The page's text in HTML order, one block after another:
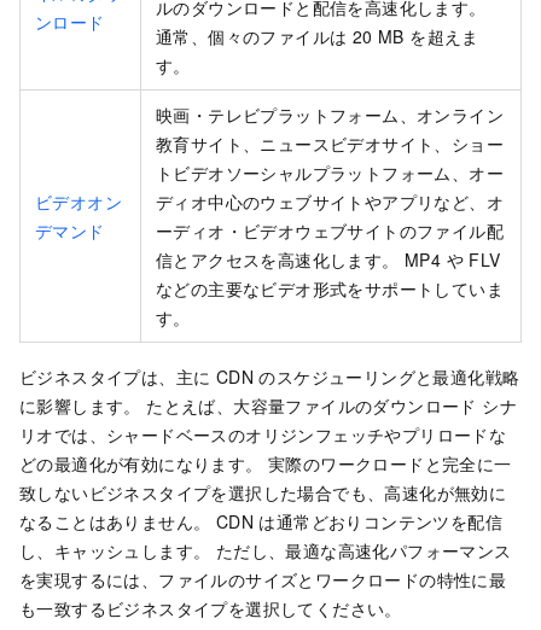
ンロード
ルのダウンロードと配信を高速化します。
通常、個々のファイルは 20 MB を超えま
す。
ビデオオン
デマンド
映画・テレビプラットフォーム、オンライン
教育サイト、ニュースビデオサイト、ショー
トビデオソーシャルプラットフォーム、オー
ディオ中心のウェブサイトやアプリなど、オ
ーディオ・ビデオウェブサイトのファイル配
信とアクセスを高速化します。 MP4 や FLV
などの主要なビデオ形式をサポートしていま
す。
ビジネスタイプは、主に CDN のスケジューリングと最適化戦略
に影響します。 たとえば、大容量ファイルのダウンロード シナ
リオでは、シャードベースのオリジンフェッチやプリロードな
どの最適化が有効になります。 実際のワークロードと完全に一
致しないビジネスタイプを選択した場合でも、高速化が無効に
なることはありません。 CDN は通常どおりコンテンツを配信
し、キャッシュします。 ただし、最適な高速化パフォーマンス
を実現するには、ファイルのサイズとワークロードの特性に最
も一致するビジネスタイプを選択してください。